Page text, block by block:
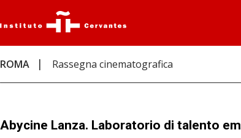
ROMA Rassegna cinematografica
Abycine Lanza. Laboratorio di talento